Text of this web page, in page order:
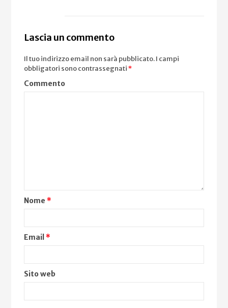
Lascia un commento
Il tuo indirizzo email non sarà pubblicato.I campi
obbligatori sono contrassegnati*
Commento
Nome*
Email*
Sito web